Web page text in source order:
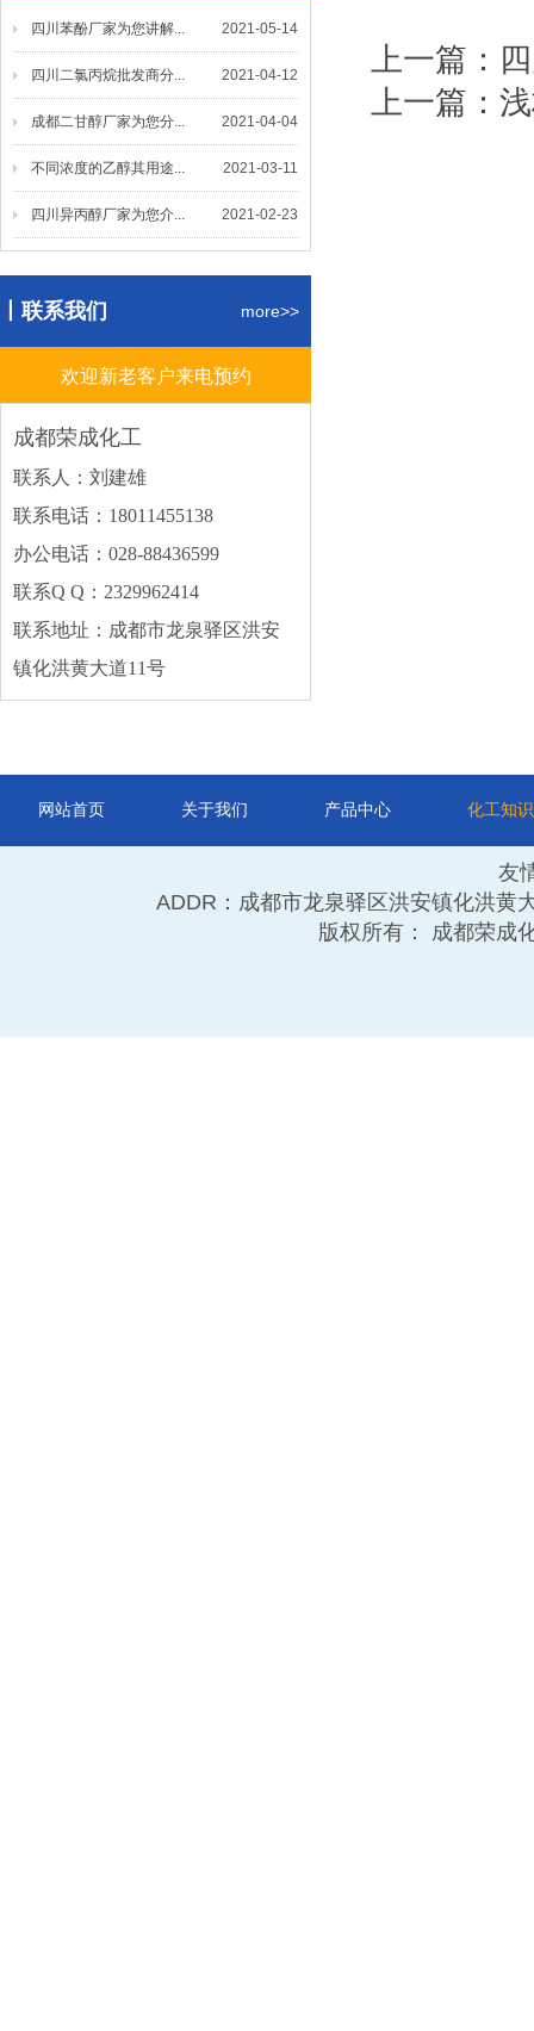
二丁酯 更多
醇醚类
PMA 乙二醇丁 MTBE
乙二醇乙 CAC 更多
酚酮类
环己酮 甲基异丁
丙酮 丁酮 更多
酸碱盐
片碱 盐酸
碳酸钠 丙烯酸
冰醋酸 硝酸
碳酸钾 更多
其他类
DMF 甲缩醛 甲醛
四川苯酚厂家为您讲解... 2021-05-14
四川二氯丙烷批发商分... 2021-04-12
成都二甘醇厂家为您分... 2021-04-04
不同浓度的乙醇其用途... 2021-03-11
四川异丙醇厂家为您介... 2021-02-23
丨联系我们 more>>
欢迎新老客户来电预约
成都荣成化工
联系人：刘建雄
联系电话：18011455138
办公电话：028-88436599
联系Q Q：2329962414
联系地址：成都市龙泉驿区洪安
镇化洪黄大道11号
上一篇：
上一篇：
网站首页 关于我们 产品中心 化工知识
友
ADDR：成都市龙泉驿区洪安镇化洪
版权所有： 成都荣